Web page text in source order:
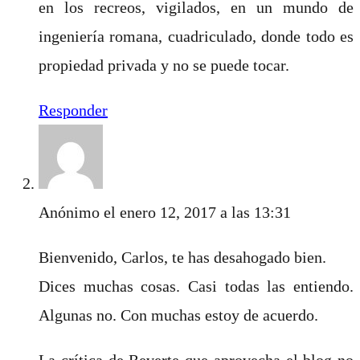
en los recreos, vigilados, en un mundo de
ingeniería romana, cuadriculado, donde todo es
propiedad privada y no se puede tocar.
Responder
Anónimo el enero 12, 2017 a las 13:31
Bienvenido, Carlos, te has desahogado bien.
Dices muchas cosas. Casi todas las entiendo.
Algunas no. Con muchas estoy de acuerdo.